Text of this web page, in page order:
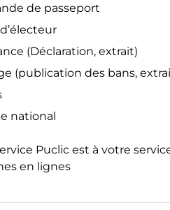
de passeport
(Déclaration, extrait)
(publication des bans,
national
Puclic est à votre
en lignes